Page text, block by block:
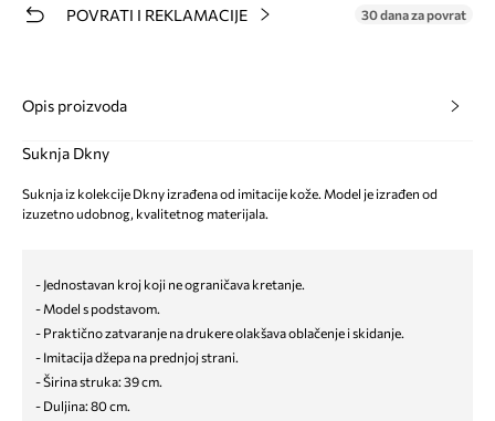
POVRATI I REKLAMACIJE 30 dana za povrat
Opis proizvoda
Suknja Dkny
Suknja iz kolekcije Dkny izrađena od imitacije kože. Model je izrađen od
izuzetno udobnog, kvalitetnog materijala.
- Jednostavan kroj koji ne ograničava kretanje.
- Model s podstavom.
- Praktično zatvaranje na drukere olakšava oblačenje i skidanje.
- Imitacija džepa na prednjoj strani.
- Širina struka: 39 cm.
- Duljina: 80 cm.